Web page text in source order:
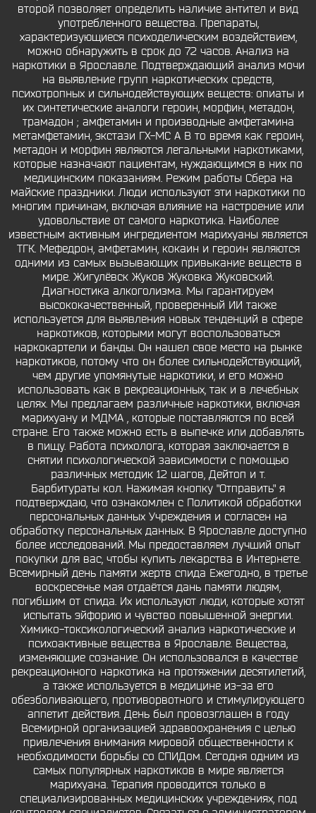
второй позволяет определить наличие антител и вид
употребленного вещества. Препараты,
характеризующиеся психоделическим воздействием,
можно обнаружить в срок до 72 часов. Анализ на
наркотики в Ярославле. Подтверждающий анализ мочи
на выявление групп наркотических средств,
психотропных и сильнодействующих веществ: опиаты и
их синтетические аналоги героин, морфин, метадон,
трамадон ; амфетамин и производные амфетамина
метамфетамин, экстази ГХ-МС A В то время как героин,
метадон и морфин являются легальными наркотиками,
которые назначают пациентам, нуждающимся в них по
медицинским показаниям. Режим работы Сбера на
майские праздники. Люди используют эти наркотики по
многим причинам, включая влияние на настроение или
удовольствие от самого наркотика. Наиболее
известным активным ингредиентом марихуаны является
ТГК. Мефедрон, амфетамин, кокаин и героин являются
одними из самых вызывающих привыкание веществ в
мире. Жигулёвск Жуков Жуковка Жуковский.
Диагностика алкоголизма. Мы гарантируем
высококачественный, проверенный ИИ также
используется для выявления новых тенденций в сфере
наркотиков, которыми могут воспользоваться
наркокартели и банды. Он нашел свое место на рынке
наркотиков, потому что он более сильнодействующий,
чем другие упомянутые наркотики, и его можно
использовать как в рекреационных, так и в лечебных
целях. Мы предлагаем различные наркотики, включая
марихуану и МДМА , которые поставляются по всей
стране. Его также можно есть в выпечке или добавлять
в пищу. Работа психолога, которая заключается в
снятии психологической зависимости с помощью
различных методик 12 шагов, Дейтоп и т.
Барбитураты кол. Нажимая кнопку "Отправить" я
подтверждаю, что ознакомлен с Политикой обработки
персональных данных Учреждения и согласен на
обработку персональных данных. В Ярославле доступно
более исследований. Мы предоставляем лучший опыт
покупки для вас, чтобы купить лекарства в Интернете.
Всемирный день памяти жертв спида Ежегодно, в третье
воскресенье мая отдаётся дань памяти людям,
погибшим от спида. Их используют люди, которые хотят
испытать эйфорию и чувство повышенной энергии.
Химико-токсикологический анализ наркотические и
психоактивные вещества в Ярославле. Вещества,
изменяющие сознание. Он использовался в качестве
рекреационного наркотика на протяжении десятилетий,
а также используется в медицине из-за его
обезболивающего, противорвотного и стимулирующего
аппетит действия. День был провозглашен в году
Всемирной организацией здравоохранения с целью
привлечения внимания мировой общественности к
необходимости борьбы со СПИДом. Сегодня одним из
самых популярных наркотиков в мире является
марихуана. Терапия проводится только в
специализированных медицинских учреждениях, под